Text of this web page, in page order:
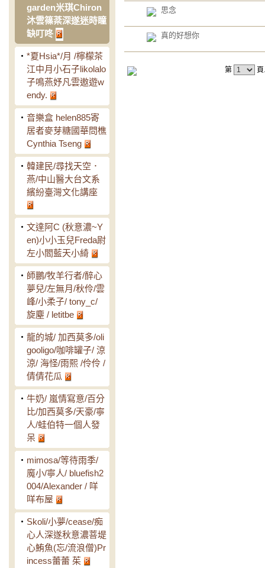
garden米琪Chiron
沐雲篠棻深遂迷時瞳
缺叮咚
‧ *夏Hsia*/月 /檸檬茶
江中月小石子likolalo
子鳴燕妤凡雲遨遊w
endy.
‧ 音樂盒 helen885寄
居者麥芽糖國華問樵
Cynthia Tseng
‧ 韓建民/尋找天空．
燕/中山醫大台文系
繽紛臺灣文化講座
‧ 文達阿C (秋意濃~Y
en)小小玉兒Freda尉
左小閻藍天小綺
‧ 師鵬/牧羊行者/醉心
夢兒/左無月/秋伶/雲
峰/小柔子/ tony_c/
旋塵 / letitbe
‧ 龍的城/ 加西莫多/oli
gooligo/咖啡罐子/ 涼
涼/ 海怪/雨熙 /伶伶 /
倩倩花瓜
‧ 牛奶/ 嵐情寫意/百分
比/加西莫多/天豪/寧
人/蛙伯特一個人發
呆
‧ mimosa/等待雨季/
魔小/寧人/ bluefish2
004/Alexander / 咩
咩布屋
‧ Skoli/小夢/cease/痴
心人深遂秋意濃菩堤
心鮪魚(忘/流浪僧)Pr
incess蕾蕾 茱
思念
真的好想你
第